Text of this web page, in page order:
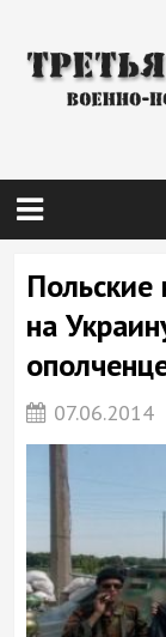
на
07.06.2014